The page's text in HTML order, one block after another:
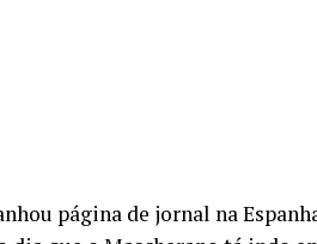
página de jornal na